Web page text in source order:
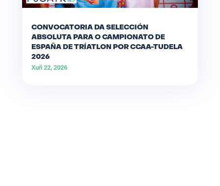
CONVOCATORIA DA SELECCIÓN
ABSOLUTA PARA O CAMPIONATO DE
ESPAÑA DE TRÍATLON POR CCAA-TUDELA
2026
Xuñ 22, 2026